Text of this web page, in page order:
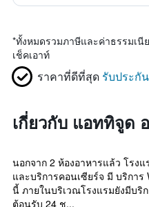
*ทั้งหมดรวมภาษีและค่าธรรมเ
เช็คเอาท์
ราคาที่ดีที่สุด รับประกัน
เกี่ยวกับ แอททิจูด
นอกจาก 2 ห้องอาหารแล้ว โรง
และบริการคอนเซียร์จ มี บริกา
นี้ ภายในบริเวณโรงแรมยังมีบ
ต้อนรับ 24 ช...